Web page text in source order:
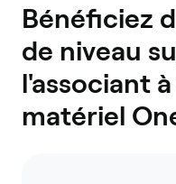
Bénéficiez
de niveau
l'associant
matériel